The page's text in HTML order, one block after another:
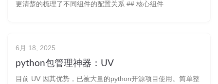
更清楚的梳理了不同组件的配置关系 ## 核心组件
6月 18, 2025
python包管理神器：UV
目前 UV 因其优势，已被大量的python开源项目使用。简单整